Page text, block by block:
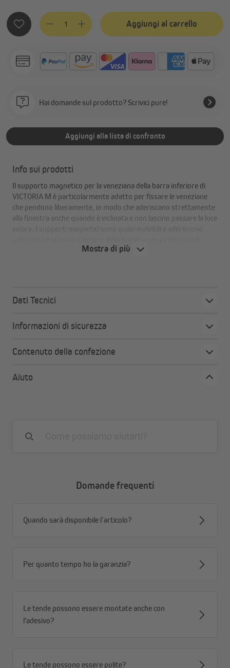
Quantità del prodotto: inserisci la quantità desiderata o
Aggiungi al carrello
Hai domande sul prodotto? Scrivici pure!
Aggiungi alla lista di confronto
Info sui prodotti
Il supporto magnetico per la veneziana della barra inferiore di
VICTORIA M è particolarmente adatto per fissare le veneziane
che pendono liberamente, in modo che aderiscano strettamente
alla finestra anche quando è inclinata e non lascino passare la luce
forare. Il supporto magnetico impedisce l'oscillazione della barra
Incollare invece di forare
interessante per finestre in plastica in appartamenti in
veneziana può essere rimossa in qualsiasi momento senza
lasciare residui e senza lasciare fori di trapano.
Qui ti spieghiamo con pochi semplici passaggi come montare i
Mostra di più
Dati Tecnici
Informazioni di sicurezza
Contenuto della confezione
Aiuto
Domande frequenti
Quando sarà disponibile l’articolo?
Per quanto tempo ho la garanzia?
Le tende possono essere montate anche con
l'adesivo?
Le tende possono essere pulite?